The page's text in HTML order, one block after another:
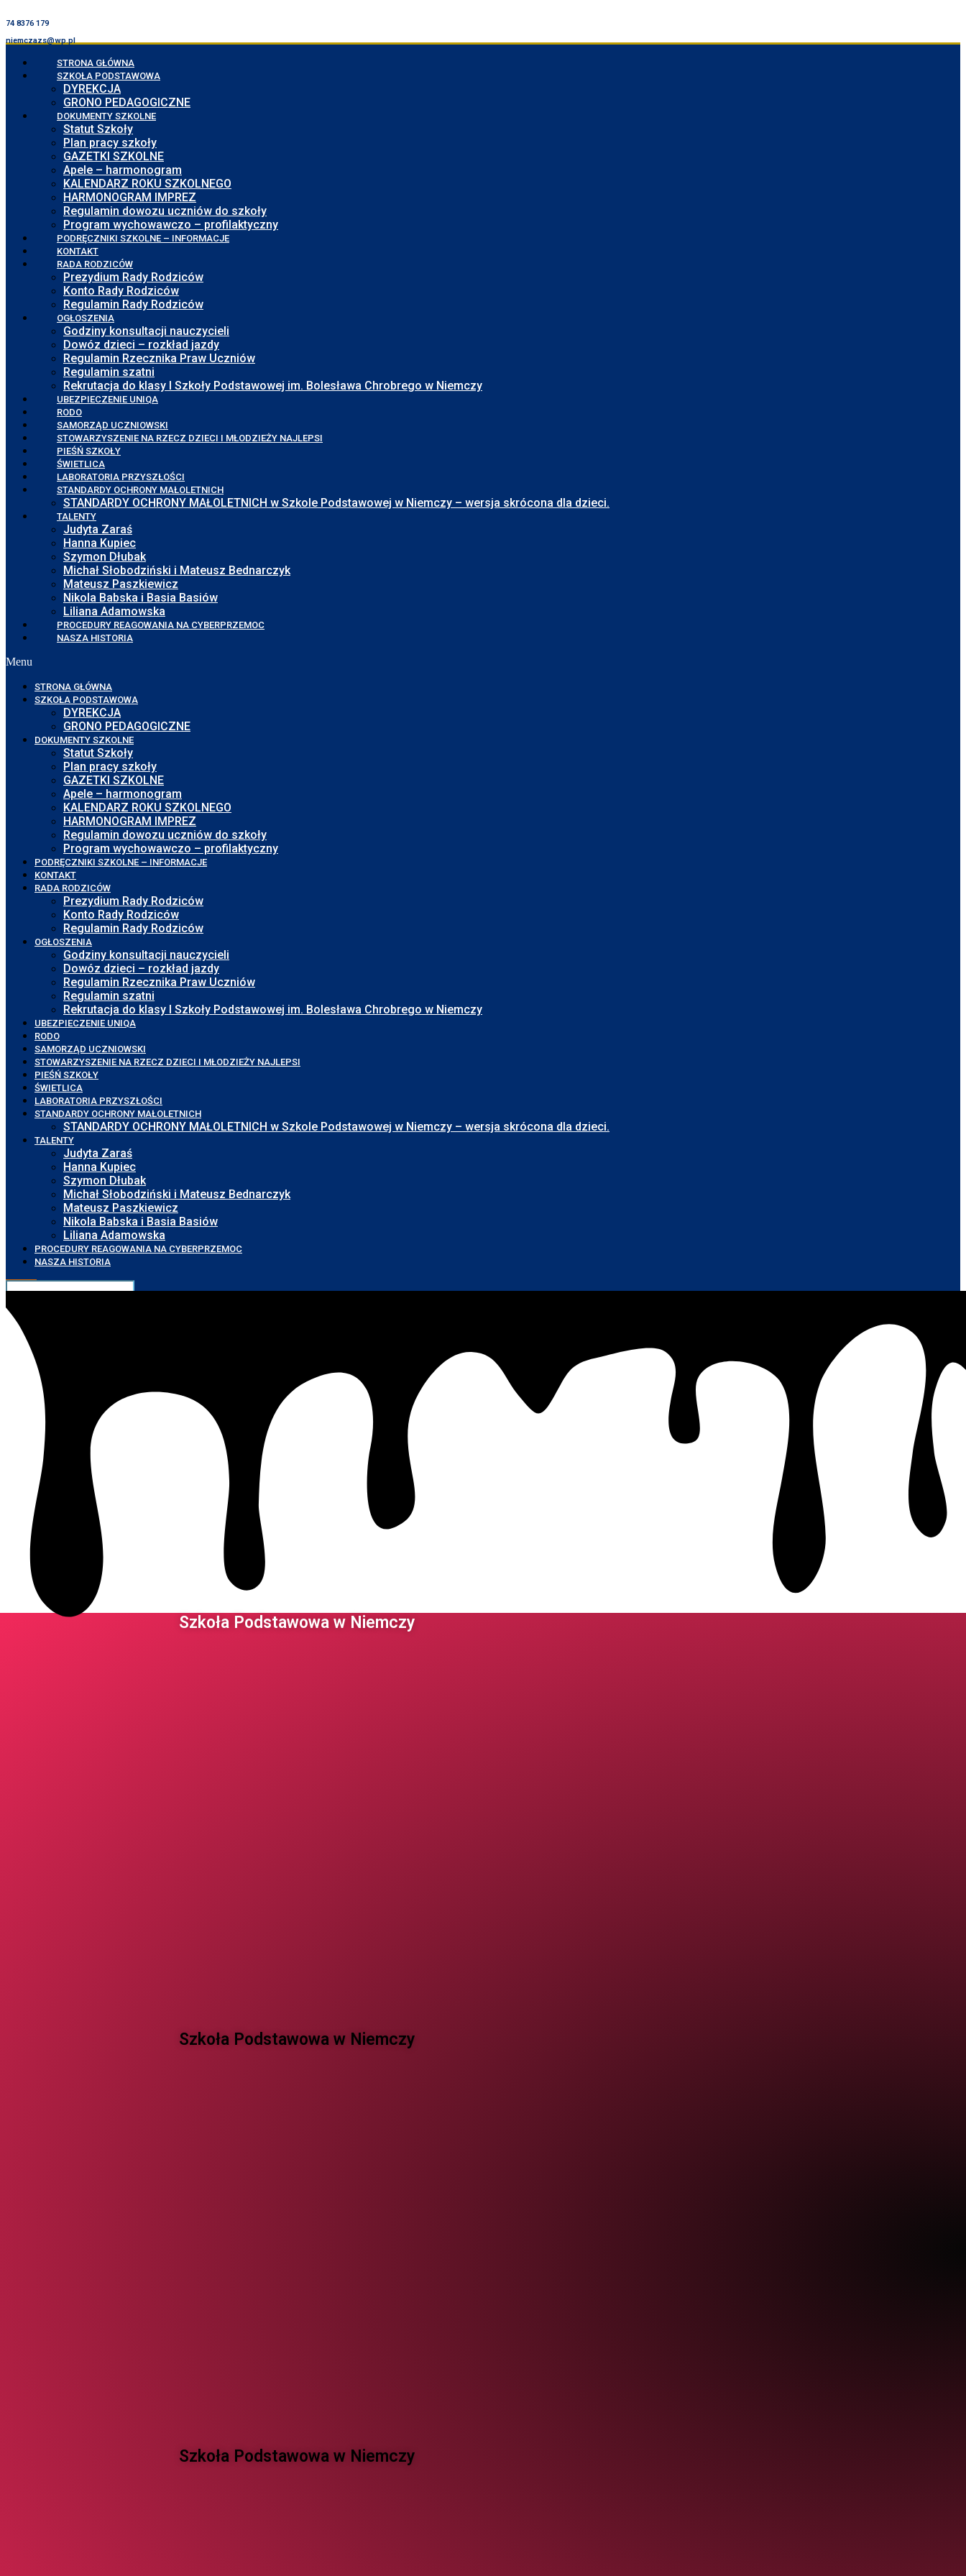
74 8376 179
niemczazs@wp.pl
STRONA GŁÓWNA
SZKOŁA PODSTAWOWA
DYREKCJA
GRONO PEDAGOGICZNE
DOKUMENTY SZKOLNE
Statut Szkoły
Plan pracy szkoły
GAZETKI SZKOLNE
Apele – harmonogram
KALENDARZ ROKU SZKOLNEGO
HARMONOGRAM IMPREZ
Regulamin dowozu uczniów do szkoły
Program wychowawczo – profilaktyczny
PODRĘCZNIKI SZKOLNE – INFORMACJE
KONTAKT
RADA RODZICÓW
Prezydium Rady Rodziców
Konto Rady Rodziców
Regulamin Rady Rodziców
OGŁOSZENIA
Godziny konsultacji nauczycieli
Dowóz dzieci – rozkład jazdy
Regulamin Rzecznika Praw Uczniów
Regulamin szatni
Rekrutacja do klasy I Szkoły Podstawowej im. Bolesława Chrobrego w Niemczy
UBEZPIECZENIE UNIQA
RODO
SAMORZĄD UCZNIOWSKI
STOWARZYSZENIE NA RZECZ DZIECI I MŁODZIEŻY NAJLEPSI
PIEŚŃ SZKOŁY
ŚWIETLICA
LABORATORIA PRZYSZŁOŚCI
STANDARDY OCHRONY MAŁOLETNICH
STANDARDY OCHRONY MAŁOLETNICH w Szkole Podstawowej w Niemczy – wersja skrócona dla dzieci.
TALENTY
Judyta Zaraś
Hanna Kupiec
Szymon Dłubak
Michał Słobodziński i Mateusz Bednarczyk
Mateusz Paszkiewicz
Nikola Babska i Basia Basiów
Liliana Adamowska
PROCEDURY REAGOWANIA NA CYBERPRZEMOC
NASZA HISTORIA
Menu
STRONA GŁÓWNA
SZKOŁA PODSTAWOWA
DYREKCJA
GRONO PEDAGOGICZNE
DOKUMENTY SZKOLNE
Statut Szkoły
Plan pracy szkoły
GAZETKI SZKOLNE
Apele – harmonogram
KALENDARZ ROKU SZKOLNEGO
HARMONOGRAM IMPREZ
Regulamin dowozu uczniów do szkoły
Program wychowawczo – profilaktyczny
PODRĘCZNIKI SZKOLNE – INFORMACJE
KONTAKT
RADA RODZICÓW
Prezydium Rady Rodziców
Konto Rady Rodziców
Regulamin Rady Rodziców
OGŁOSZENIA
Godziny konsultacji nauczycieli
Dowóz dzieci – rozkład jazdy
Regulamin Rzecznika Praw Uczniów
Regulamin szatni
Rekrutacja do klasy I Szkoły Podstawowej im. Bolesława Chrobrego w Niemczy
UBEZPIECZENIE UNIQA
RODO
SAMORZĄD UCZNIOWSKI
STOWARZYSZENIE NA RZECZ DZIECI I MŁODZIEŻY NAJLEPSI
PIEŚŃ SZKOŁY
ŚWIETLICA
LABORATORIA PRZYSZŁOŚCI
STANDARDY OCHRONY MAŁOLETNICH
STANDARDY OCHRONY MAŁOLETNICH w Szkole Podstawowej w Niemczy – wersja skrócona dla dzieci.
TALENTY
Judyta Zaraś
Hanna Kupiec
Szymon Dłubak
Michał Słobodziński i Mateusz Bednarczyk
Mateusz Paszkiewicz
Nikola Babska i Basia Basiów
Liliana Adamowska
PROCEDURY REAGOWANIA NA CYBERPRZEMOC
NASZA HISTORIA
Szkoła Podstawowa w Niemczy ​
Szkoła Podstawowa w Niemczy ​
Szkoła Podstawowa w Niemczy ​